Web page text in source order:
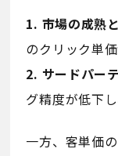
1. 市場の成熟
のクリック単
2. サードパー
グ精度が低下
一方、客単価